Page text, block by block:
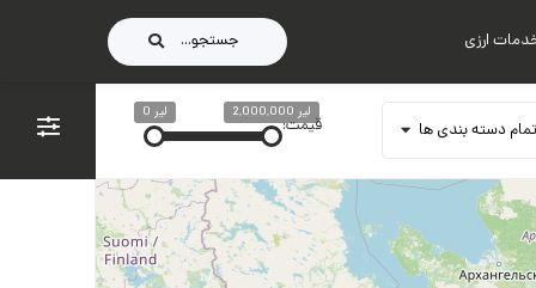
جستجو... ارزی
تمام دسته بندی ها قیمت:
لیر 0 لیر 2,000,000